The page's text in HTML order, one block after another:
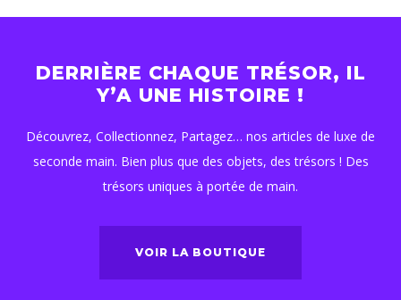
DERRIÈRE CHAQUE TRÉSOR, IL
Y’A UNE HISTOIRE !
Découvrez, Collectionnez, Partagez… nos articles de luxe de
seconde main. Bien plus que des objets, des trésors ! Des
trésors uniques à portée de main.
VOIR LA BOUTIQUE